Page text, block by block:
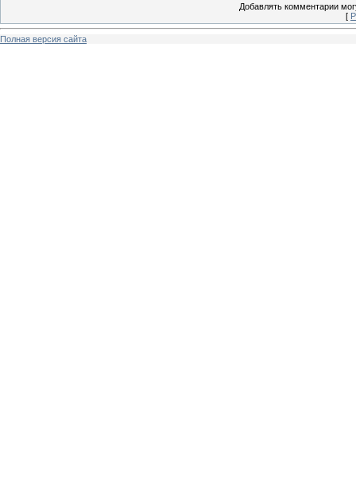
Добавлять комментарии
[
Полная версия сайта